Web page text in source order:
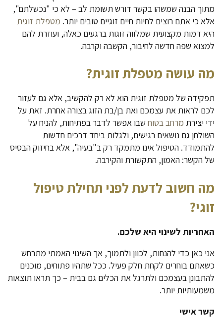
מתוך הבנה שמשהו בקשר דורש תשומת לב – לא כי "נכשלתם",
אלא כי אתם רוצים לחיות חיים זוגיים טובים יותר. מטפלת זוגית
היא דמות מקצועית שמלווה זוגות ברגעים כאלה, ועוזרת להם
למצוא שפה חדשה לחיבור, הקשבה וקרבה.
מה עושה מטפלת זוגית?
תפקידה של מטפלת זוגית הוא לא רק להקשיב, אלא גם לעזור
לכם לראות את עצמכם ואת בן/בת הזוג בצורה אחרת. זאת על
ידי יצירת מרחב בטוח שבו אפשר לדבר בפתיחות, להניח על
השולחן גם נושאים רגישים, ולגלות ביחד דרכים חדשות
להתמודד. הטיפול אינו מתמקד רק ב"בעיה", אלא בחיזוק הבסיס
של הקשר: האמון, התקשורת והקירבה.
מה חשוב לדעת לפני תחילת טיפול
זוגי?
האחריות לשינוי היא שלכם.
אני כאן כדי להנחות, לכוון ולתמוך, אך השינוי האמתי מתרחש
כשאתם בוחרים לקחת חלק פעיל. ככל שתהיו פתוחים, מוכנים
להתבונן בעצמכם ולתרגל את הכלים גם בבית – כך תראו תוצאות
משמעותיות יותר.
קשר אישי